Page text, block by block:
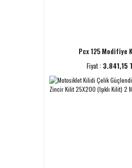
Pcx 125 Modifiye
Fiyat : 3.841,15